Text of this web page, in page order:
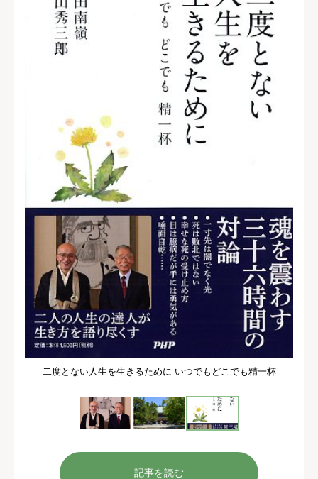
二度とない人生を生きるために いつでもどこでも精一杯
記事を読む